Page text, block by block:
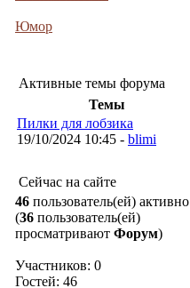
Юмор
Активные темы форума
Темы
Пилки для лобзика
19/10/2024 10:45 - blimi
Сейчас на сайте
46 пользователь(ей) активно
(36 пользователь(ей)
просматривают Форум)
Участников: 0
Гостей: 46